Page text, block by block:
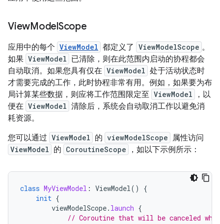
ViewModelScope
应用中的每个 ViewModel 都定义了 ViewModelScope 。
如果 ViewModel 已清除，则在此范围内启动的协程都会
自动取消。如果您具有仅在 ViewModel 处于活动状态时
才需要完成的工作，此时协程非常有用。例如，如果要为布
局计算某些数据，则应将工作范围限定至 ViewModel
，以
便在 ViewModel 清除后，系统会自动取消工作以避免消
耗资源。
您可以通过 ViewModel 的 viewModelScope 属性访问
ViewModel 的 CoroutineScope ，如以下示例所示：
class MyViewModel : ViewModel()
{
init {
viewModelScope. launch {
// Coroutine that will be canceled